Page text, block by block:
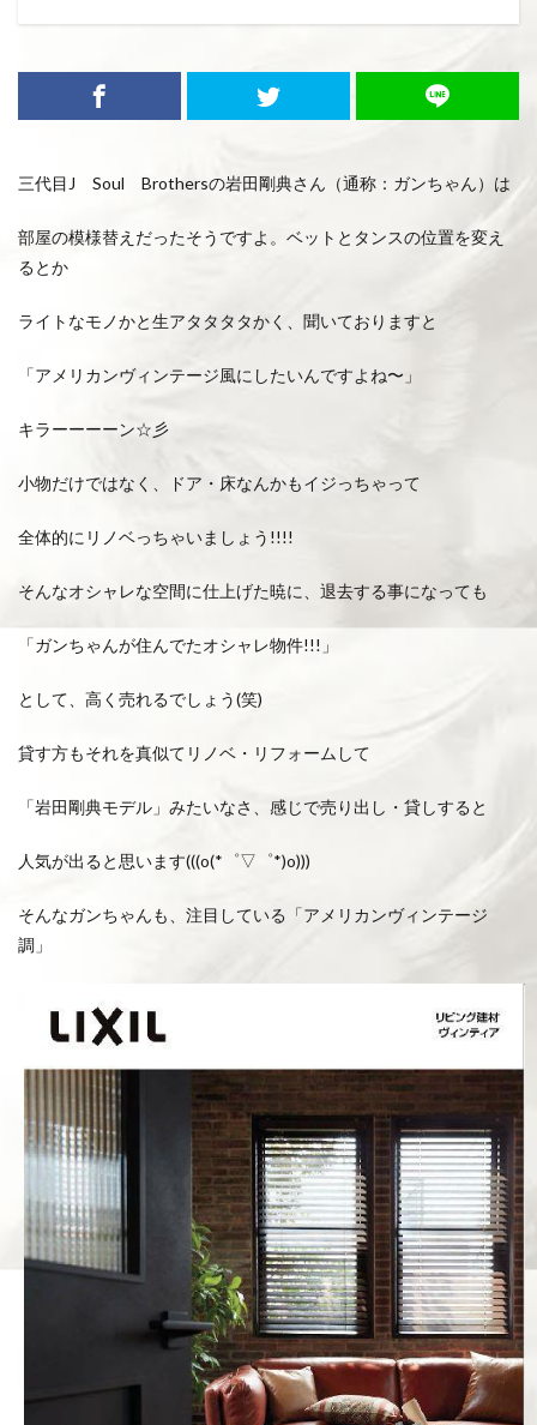
三代目J Soul Brothersの岩田剛典さん（通称：ガンちゃん）は
部屋の模様替えだったそうですよ。ベットとタンスの位置を変え
るとか
ライトなモノかと生アタタタタかく、聞いておりますと
「アメリカンヴィンテージ風にしたいんですよね〜」
キラーーーーン☆彡
小物だけではなく、ドア・床なんかもイジっちゃって
全体的にリノベっちゃいましょう!!!!
そんなオシャレな空間に仕上げた暁に、退去する事になっても
「ガンちゃんが住んでたオシャレ物件!!!」
として、高く売れるでしょう(笑)
貸す方もそれを真似てリノベ・リフォームして
「岩田剛典モデル」みたいなさ、感じで売り出し・貸しすると
人気が出ると思います(((o(*゜▽゜*)o)))
そんなガンちゃんも、注目している「アメリカンヴィンテージ
調」